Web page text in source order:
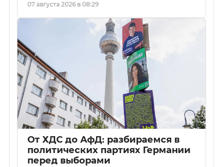
07 августа 2026 в 08:29
От ХДС до АфД: разбираемся в
политических партиях Германии
перед выборами